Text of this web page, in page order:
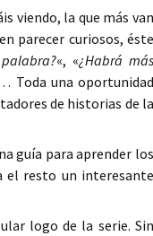
viendo, la que más van
parecer curiosos, éste
«, «¿Habrá más
Toda una oportunidad
de historias de la
guía para aprender los
el resto un interesante
logo de la serie. Sin